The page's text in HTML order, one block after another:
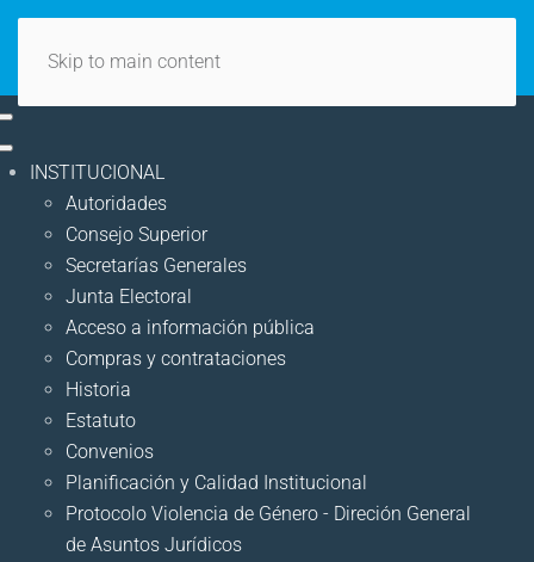
Skip to main content
INSTITUCIONAL
Autoridades
Consejo Superior
Secretarías Generales
Junta Electoral
Acceso a información pública
Compras y contrataciones
Historia
Estatuto
Convenios
Planificación y Calidad Institucional
Protocolo Violencia de Género - Direción General
de Asuntos Jurídicos